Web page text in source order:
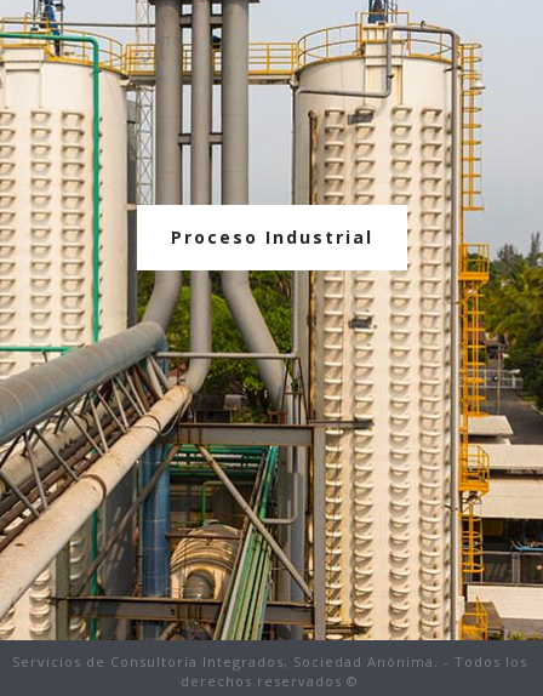
Proceso Industrial
Servicios de Consultoría Integrados, Sociedad Anónima. - Todos los
derechos reservados ©